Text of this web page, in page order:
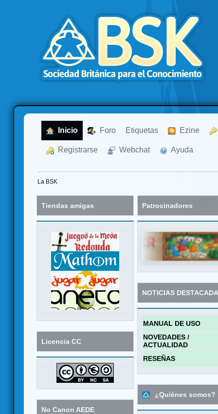
Inicio Foro Etiquetas Ezine
Registrarse Webchat Ayuda
La BSK
Tiendas amigas
Licencia CC
No Canon AEDE
Patrocinadores
NOTICIAS
MANUAL DE USO
NOVEDADES /
ACTUALIDAD
RESEÑAS
¿Quiénes somos?